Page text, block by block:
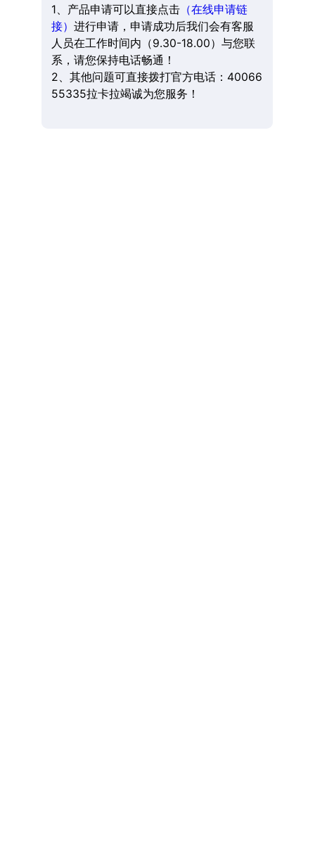
1、产品申请可以直接点击（在线申请链
接） 进行申请，申请成功后我们会有客服
人员在工作时间内（9.30-18.00）与您联
系，请您保持电话畅通！
2、其他问题可直接拨打官方电话：40066
55335拉卡拉竭诚为您服务！